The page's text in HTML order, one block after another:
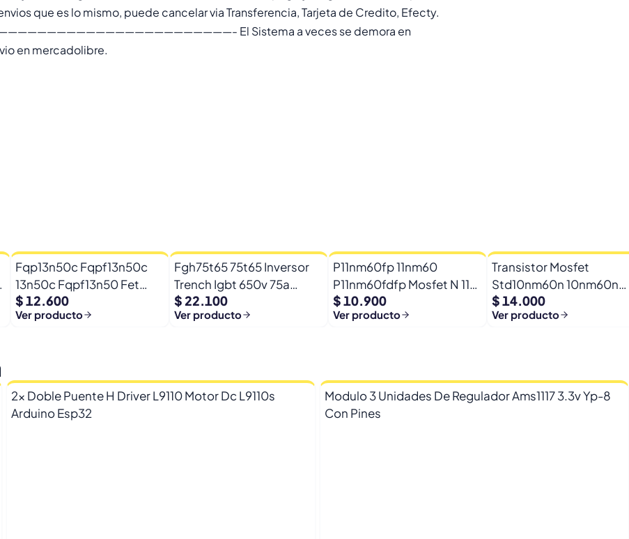
que es lo mismo, puede cancelar via Transferencia, Tarjeta de Credito, Efecty.
El Sistema a veces se demora en
en mercadolibre.
Fqp13n50c Fqpf13n50c
13n50c Fqpf13n50 Fet
500v 13a 0,39ohm
$ 12.600
Ver producto
Fgh75t65 75t65 Inversor
Trench Igbt 650v 75a
Fgh75t65upd
$ 22.100
Ver producto
P11nm60fp 11nm60
P11nm60fdfp Mosfet N 11a
600vto-220f
$ 10.900
Ver producto
Transistor Mosfet
Std10nm60n 10nm60n
10nm6 600v 8a To-252
$ 14.000
Ver producto
2x Doble Puente H Driver L9110 Motor Dc L9110s
Arduino Esp32
Modulo 3 Unidades De Regulador Ams1117 3.3v Yp-8
Con Pines